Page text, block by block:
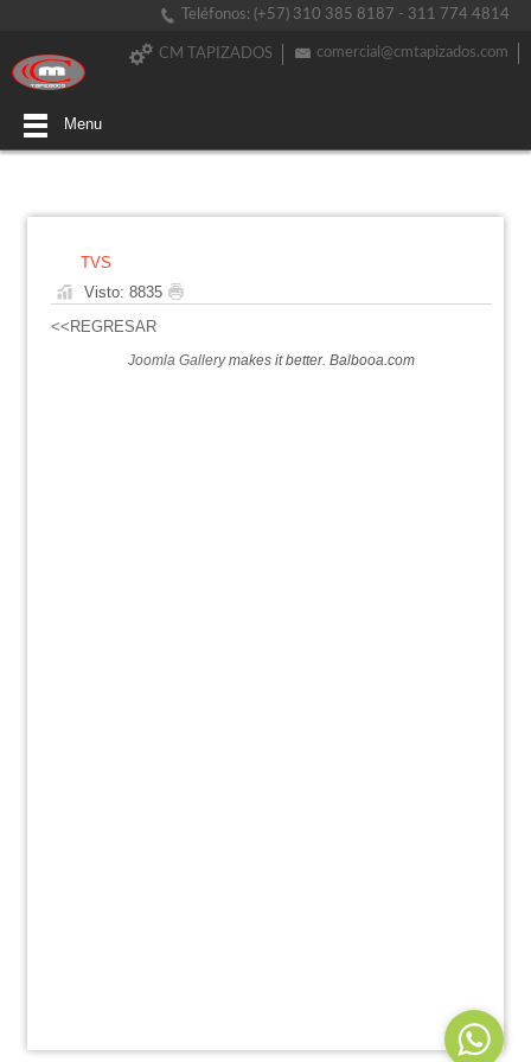
Teléfonos: (+57) 310 385 8187 - 311 774 4814
comercial@cmtapizados.com
CM TAPIZADOS
Menu
TVS
Visto: 8835
<<REGRESAR
Joomla Gallerymakes it better. Balbooa.com